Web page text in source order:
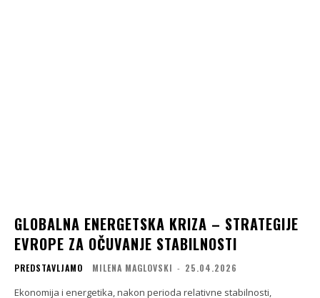
GLOBALNA ENERGETSKA KRIZA – STRATEGIJE
EVROPE ZA OČUVANJE STABILNOSTI
PREDSTAVLJAMO MILENA MAGLOVSKI - 25.04.2026
Ekonomija i energetika, nakon perioda relativne stabilnosti,